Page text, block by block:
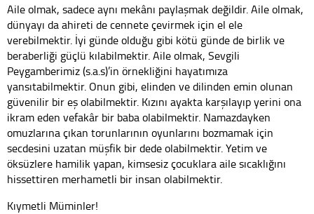
Aile olmak, sadece aynı mekânı paylaşmak değildir. Aile olmak,
dünyayı da ahireti de cennete çevirmek için el ele
verebilmektir. İyi günde olduğu gibi kötü günde de birlik ve
beraberliği güçlü kılabilmektir. Aile olmak, Sevgili
Peygamberimiz (s.a.s)’in örnekliğini hayatımıza
yansıtabilmektir. Onun gibi, elinden ve dilinden emin olunan
güvenilir bir eş olabilmektir. Kızını ayakta karşılayıp yerini ona
ikram eden vefakâr bir baba olabilmektir. Namazdayken
omuzlarına çıkan torunlarının oyunlarını bozmamak için
secdesini uzatan müşfik bir dede olabilmektir. Yetim ve
öksüzlere hamilik yapan, kimsesiz çocuklara aile sıcaklığını
hissettiren merhametli bir insan olabilmektir.
Kıymetli Müminler!